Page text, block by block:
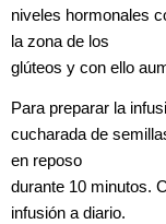
niveles hormonales
la zona de los
glúteos y con ello
Para preparar la
cucharada de
en reposo
durante 10 minutos.
infusión a diario.